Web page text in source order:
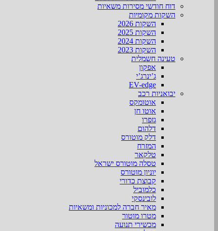
דוח חודשי מסירות משאיות
השקות מקומיות
השקות 2026
השקות 2025
השקות 2024
השקות 2023
טעינה חשמלית
אפקון
ג’ינרג’י
EV-edge
יבואניות רכב
אוטומקס
אוטו חן
גזפרו
דלהום
דלק מוטורס
המזרח
טלקאר
טסלה מוטורס ישראל
יוניון מוטורס
קבוצת כדורי
כלמוביל
לובינסקי
מאיר חברה למכוניות ומשאיות
מטרו מוטור
מכשירי תנועה